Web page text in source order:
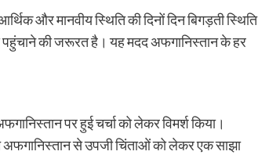
और मानवीय स्थिति की दिनों दिन बिगड़ती स्थिति
पहुंचाने की जरूरत है। यह मदद अफगानिस्तान के हर
पर हुई चर्चा को लेकर विमर्श किया।
अफगानिस्तान से उपजी चिंताओं को लेकर एक साझा